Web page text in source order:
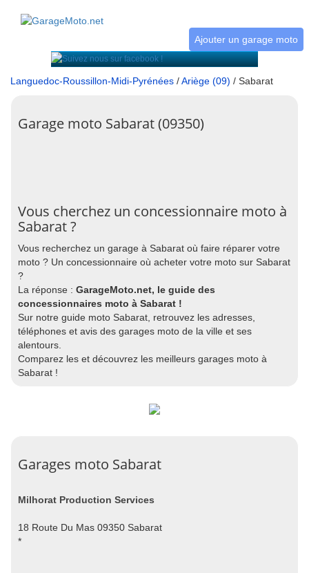
Ajouter un garage moto
Languedoc-Roussillon-Midi-Pyrénées /Ariège (09) / Sabarat
Garage moto Sabarat (09350)
Vous cherchez un concessionnaire moto à
Sabarat ?
Vous recherchez un garage à Sabarat où faire réparer votre
moto ? Un concessionnaire où acheter votre moto sur Sabarat
?
La réponse : GarageMoto.net, le guide des
concessionnaires moto à Sabarat !
Sur notre guide moto Sabarat, retrouvez les adresses,
téléphones et avis des garages moto de la ville et ses
alentours.
Comparez les et découvrez les meilleurs garages moto à
Sabarat !
Garages moto Sabarat
Milhorat Production Services
18 Route Du Mas 09350 Sabarat
*